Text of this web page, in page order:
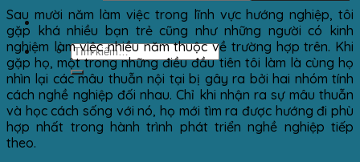
Sau mười năm làm việc trong lĩnh vực hướng nghiệp, tôi
gặp khá nhiều bạn trẻ cũng như những người có kinh
nghiệm làm việc nhiều năm thuộc về trường hợp trên. Khi
gặp họ, một trong những điều đầu tiên tôi làm là cùng họ
nhìn lại các mâu thuẫn nội tại bị gây ra bởi hai nhóm tính
cách nghề nghiệp đối nhau. Chỉ khi nhận ra sự mâu thuẫn
và học cách sống với nó, họ mới tìm ra được hướng đi phù
hợp nhất trong hành trình phát triển nghề nghiệp tiếp
theo.